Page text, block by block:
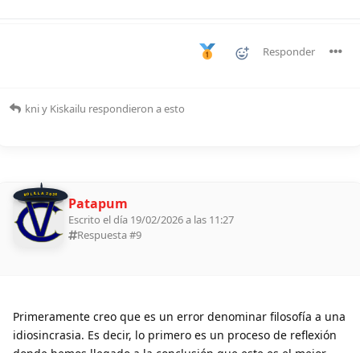
Responder
kniy Kiskailu respondieron a esto
BOLILLA 2026 Patapum
Escrito el día 19/02/2026 a las 11:27
Respuesta #9
Primeramente creo que es un error denominar filosofía a una
idiosincrasia. Es decir, lo primero es un proceso de reflexión